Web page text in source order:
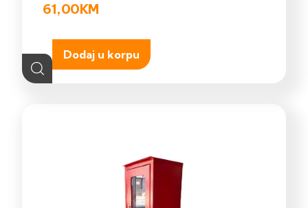
61,00KM
Dodaj u korpu